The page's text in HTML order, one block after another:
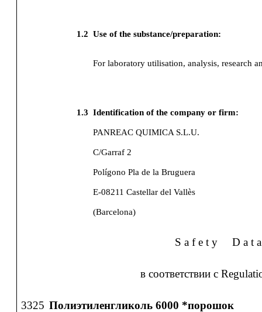
1.2 Use of the substance/preparation:
For laboratory utilisation, analysis, research
1.3 Identification of the company or firm:
PANREAC QUIMICA S.L.U.
C/Garraf 2
Polígono Pla de la Bruguera
E-08211 Castellar del Vallès
(Barcelona)
S a f e t y D a t a
в соответствии с
3325 Полиэтиленгликоль 6000 *порошок